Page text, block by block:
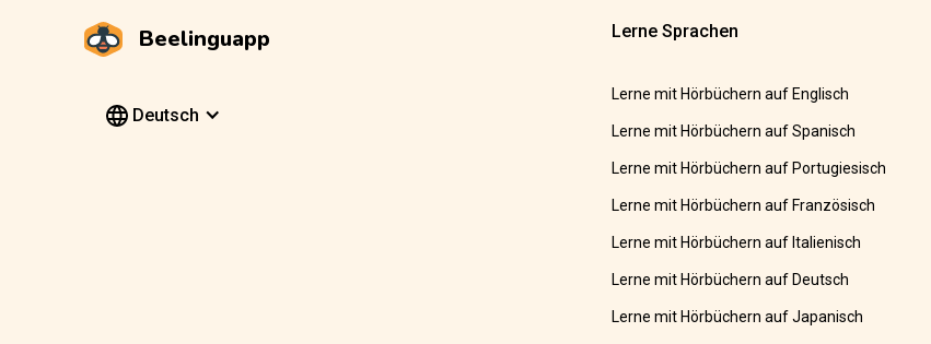
Beelinguapp
Deutsch
Lerne Sprachen
Lerne mit Hörbüchern auf Englisch
Lerne mit Hörbüchern auf Spanisch
Lerne mit Hörbüchern auf Portugiesisch
Lerne mit Hörbüchern auf Französisch
Lerne mit Hörbüchern auf Italienisch
Lerne mit Hörbüchern auf Deutsch
Lerne mit Hörbüchern auf Japanisch